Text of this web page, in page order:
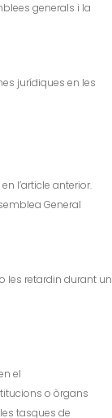
generals i la
jurídiques en les
l’article anterior.
General
les retardin durant un
el
o òrgans
tasques de